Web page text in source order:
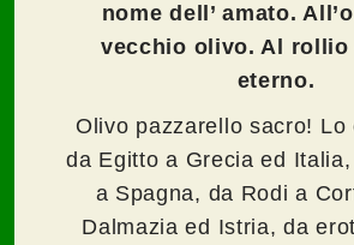
nome dell’ amato.
vecchio olivo. Al rollio
eterno.
Olivo pazzarellο sacro! Lo
da Egitto a Grecia ed
a Spagna, da Rodi a
Dalmazia ed Istria, da